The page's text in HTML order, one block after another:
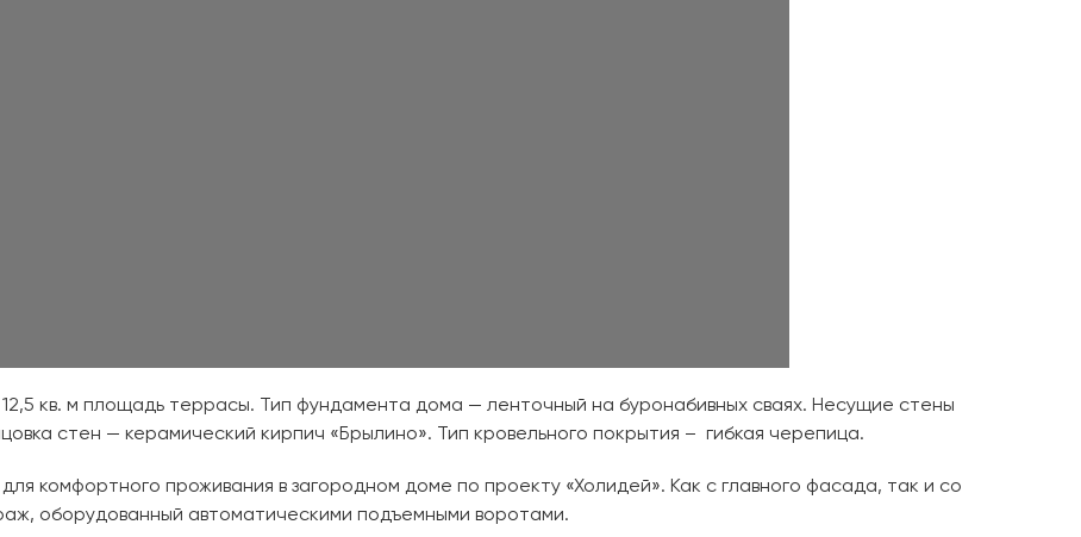
кв. м площадь террасы. Тип фундамента дома — ленточный на буронабивных сваях. Несущие стены
стен — керамический кирпич «Брылино». Тип кровельного покрытия – гибкая черепица.
комфортного проживания в загородном доме по проекту «Холидей». Как с главного фасада, так и со
оборудованный автоматическими подъемными воротами.